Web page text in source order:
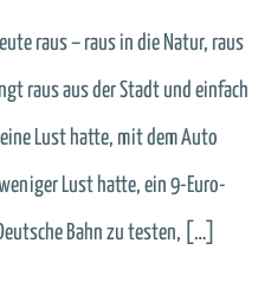
raus – raus in die Natur, raus
raus aus der Stadt und einfach
Lust hatte, mit dem Auto
Lust hatte, ein 9-Euro-
Bahn zu testen, […]